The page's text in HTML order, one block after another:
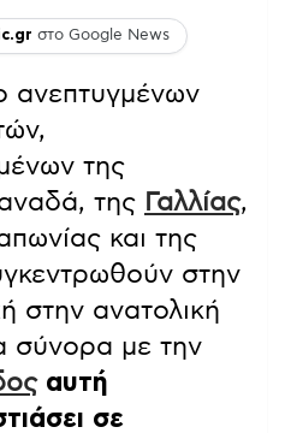
στο Google News
ανεπτυγμένων
της
της Γαλλίας,
και της
στην
στην ανατολική
σύνορα με την
αυτή
σε